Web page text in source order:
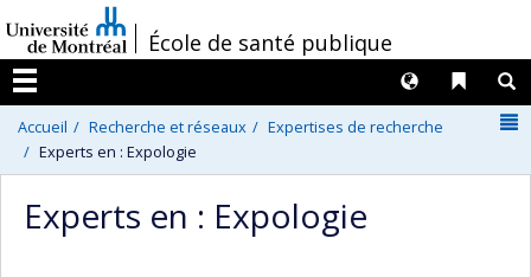
au
contenu
/École de santé publique
Menu
Liens
Langues
Accueil Recherche et réseaux
Expertises de recherche
Experts en : Expologie
Experts en : Expologie